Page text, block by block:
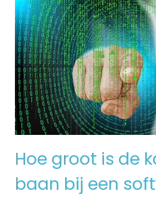
Hoe groot is de
baan bij een